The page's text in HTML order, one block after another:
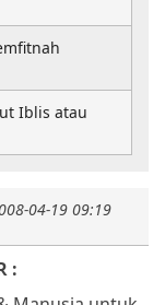
04-19 09:19
:
Iblis atau